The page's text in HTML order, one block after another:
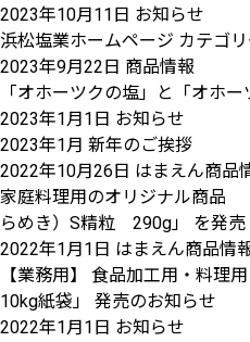
2023年10月11日 お知らせ
浜松塩業ホームページ カテゴ
2023年9月22日 商品情報
「オホーツクの塩」と「オホ
2023年1月1日 お知らせ
2023年1月 新年のご挨拶
2022年10月26日 はまえん商品
家庭料理用のオリジナル商
らめき）S精粒 290g」 を発売
2022年1月1日 はまえん商品情
【業務用】 食品加工用・料理
10kg紙袋」 発売のお知らせ
2022年1月1日 お知らせ